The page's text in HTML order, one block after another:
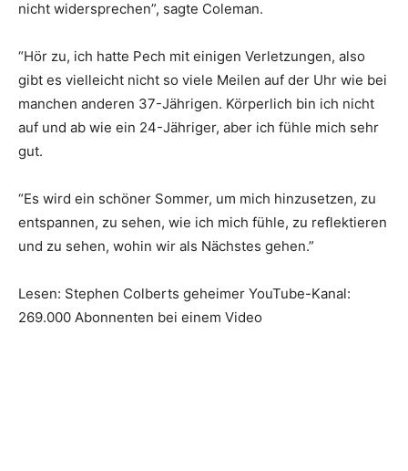
nicht widersprechen”, sagte Coleman.
“Hör zu, ich hatte Pech mit einigen Verletzungen, also
gibt es vielleicht nicht so viele Meilen auf der Uhr wie bei
manchen anderen 37-Jährigen. Körperlich bin ich nicht
auf und ab wie ein 24-Jähriger, aber ich fühle mich sehr
gut.
“Es wird ein schöner Sommer, um mich hinzusetzen, zu
entspannen, zu sehen, wie ich mich fühle, zu reflektieren
und zu sehen, wohin wir als Nächstes gehen.”
Lesen: Stephen Colberts geheimer YouTube-Kanal:
269.000 Abonnenten bei einem Video